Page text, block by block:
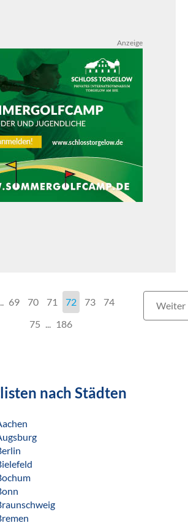
Anzeige
69 70 71 72 73
74
75
186
Weiter
nach Städten